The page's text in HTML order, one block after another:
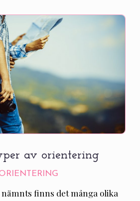
av orientering
finns det många olika